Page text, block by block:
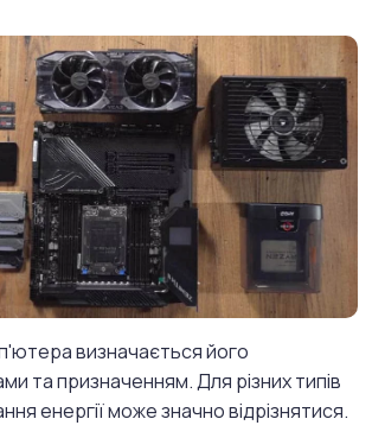
визначається його
та призначенням. Для різних типів
енергії може значно відрізнятися.